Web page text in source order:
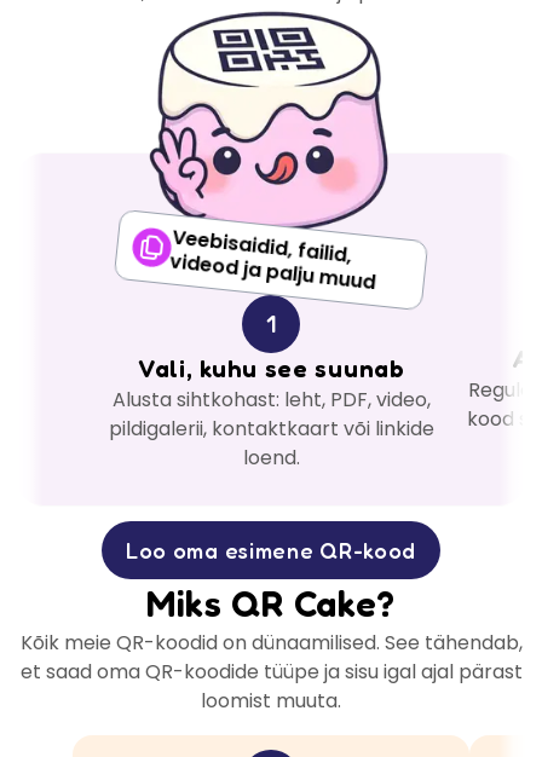
Veebisaidid, failid,
videod ja palju muud
1
Vali, kuhu see suunab
Alusta sihtkohast: leht, PDF, video,
pildigalerii, kontaktkaart või linkide
loend.
kood
Loo oma esimene QR-kood
Miks QR Cake?
Kõik meie QR-koodid on dünaamilised. See tähendab,
et saad oma QR-koodide tüüpe ja sisu igal ajal pärast
loomist muuta.